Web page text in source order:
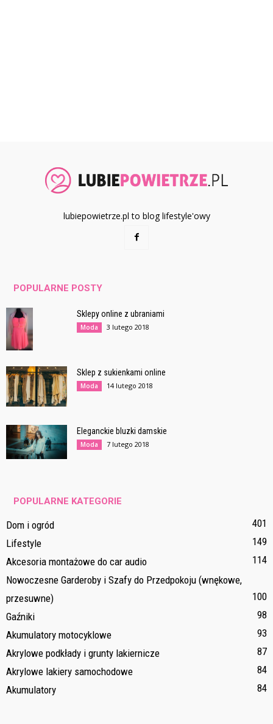
lubiepowietrze.pl to blog lifestyle'owy
POPULARNE POSTY
Sklepy online z ubraniami
Moda 3 lutego 2018
Sklep z sukienkami online
Moda 14 lutego 2018
Eleganckie bluzki damskie
Moda 7 lutego 2018
POPULARNE KATEGORIE
Dom i ogród
401
Lifestyle
149
Akcesoria montażowe do car audio
114
Nowoczesne Garderoby i Szafy do Przedpokoju (wnękowe,
przesuwne)
100
Gaźniki
98
Akumulatory motocyklowe
93
Akrylowe podkłady i grunty lakiernicze
87
Akrylowe lakiery samochodowe
84
Akumulatory
84